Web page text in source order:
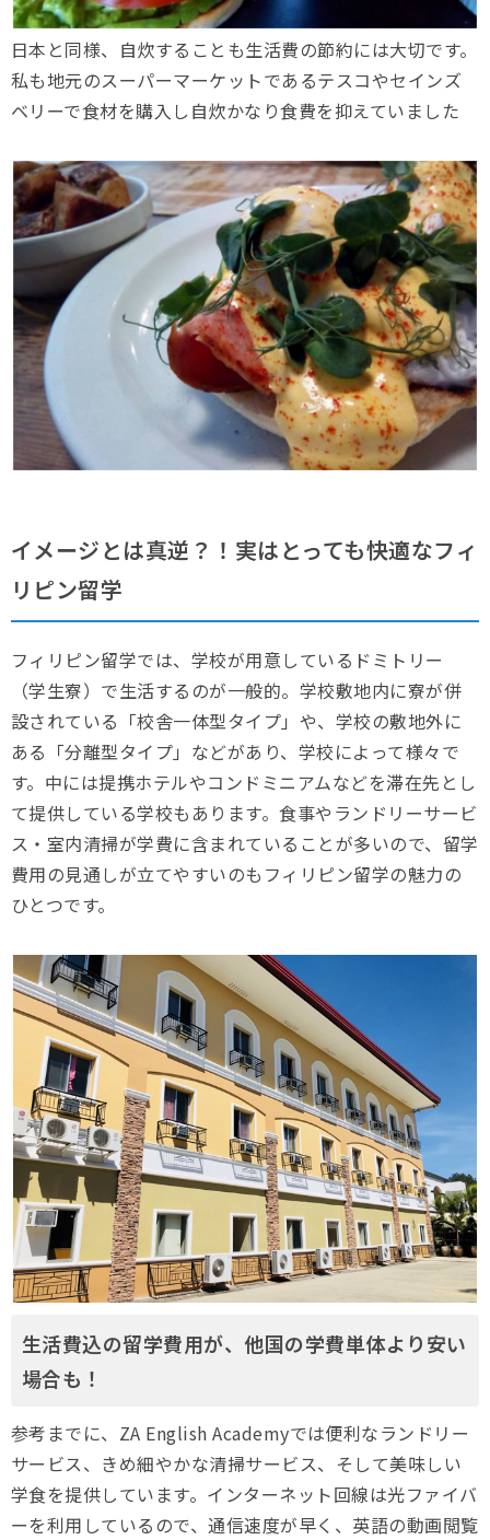
日本と同様、自炊することも生活費の節約には大切です。
私も地元のスーパーマーケットであるテスコやセインズ
ベリーで食材を購入し自炊かなり食費を抑えていました
イメージとは真逆？！実はとっても快適なフィ
リピン留学
フィリピン留学では、学校が用意しているドミトリー
（学生寮）で生活するのが一般的。学校敷地内に寮が併
設されている「校舎一体型タイプ」や、学校の敷地外に
ある「分離型タイプ」などがあり、学校によって様々で
す。中には提携ホテルやコンドミニアムなどを滞在先とし
て提供している学校もあります。食事やランドリーサービ
ス・室内清掃が学費に含まれていることが多いので、留学
費用の見通しが立てやすいのもフィリピン留学の魅力の
ひとつです。
生活費込の留学費用が、他国の学費単体より安い
場合も！
参考までに、ZA English Academyでは便利なランドリー
サービス、きめ細やかな清掃サービス、そして美味しい
学食を提供しています。インターネット回線は光ファイバ
ーを利用しているので、通信速度が早く、英語の動画閲覧